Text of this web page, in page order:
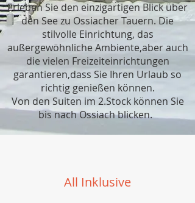
Erleben Sie den einzigartigen Blick über
den See zu Ossiacher Tauern. Die
stilvolle Einrichtung, das
außergewöhnliche Ambiente,aber auch
die vielen Freizeiteinrichtungen
garantieren,dass Sie Ihren Urlaub so
richtig genießen können.
Von den Suiten im 2.Stock können Sie
bis nach Ossiach blicken.
All Inklusive